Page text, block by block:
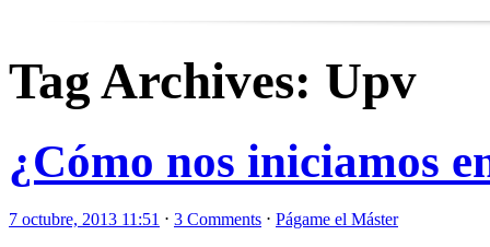
Tag Archives: Upv
¿Cómo nos iniciamos
7 octubre, 2013 11:51 ⋅ 3 Comments ⋅ Págame el Máster